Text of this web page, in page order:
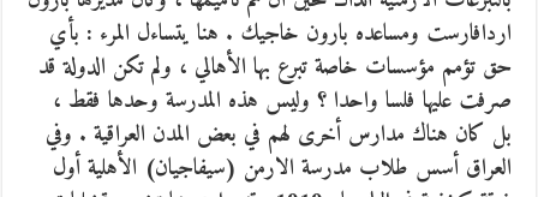
اردافارست ومساعده بارون خاجيك . هنا يتساءل المرء : بأي
حق تؤمم مؤسسات خاصة تبرع بها الأهالي ، ولم تكن الدولة قد
صرفت عليها فلسا واحدا ؟ وليس هذه المدرسة وحدها فقط ،
بل كان هناك مدارس أخرى لهم في بعض المدن العراقية . وفي
العراق أسس طلاب مدرسة الارمن (سيفاجيان) الأهلية أول